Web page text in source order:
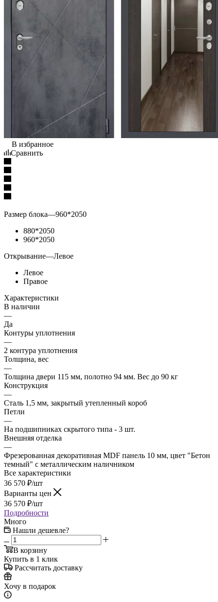
В избранное
Сравнить
Размер блока—960*2050
880*2050
960*2050
Открывание—Левое
Левое
Правое
Характеристики
В наличии
—
Да
Контуры уплотнения
—
2 контура уплотнения
Толщина, вес
—
Толщина двери 115 мм, полотно 94 мм. Вес до 90 кг
Конструкция
—
Сталь 1,5 мм, закрытый утепленный короб
Петли
—
На подшипниках скрытого типа - 3 шт.
Внешняя отделка
—
Фрезерованная декоративная MDF панель 10 мм, цвет "Бетон
темный" с металлическим наличником
Все характеристики
36 570 ₽/шт
Варианты цен
36 570 ₽/шт
Подробности
Много
Нашли дешевле?
В корзину
Купить в 1 клик
Рассчитать доставку
Хочу в подарок